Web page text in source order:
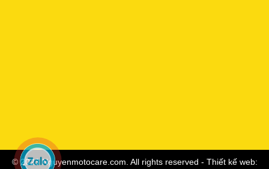
© 2023 Nguyenmotocare.com. All rights reserved - Thiết kế web: